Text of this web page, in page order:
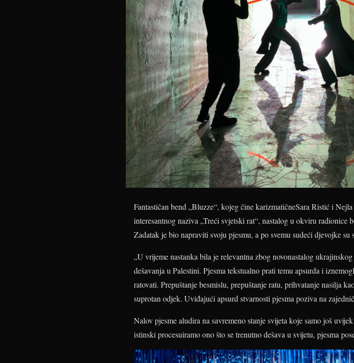
Fantastičan bend „Bluzze“, kojeg čine karizmatičneSara Ristić i
interesantnog naziva „Treći svjetski rat“, nastalog u okviru radionice
Zadatak je bio napraviti svoju pjesmu, a po svemu sudeći djevojke su
„U vrijeme nastanka bila je relevantna zbog novonastalog
dešavanja u Palestini. Pjesma tekstualno prati temu apsurda i
ratovati. Prepuštanje besmislu, prepuštanje ratu, prihvatanje nasilja
suprotan odjek. Uviđajući apsurd stvarnosti pjesma poziva na
Nalov pjesme aludira na savremeno stanje svijeta koje samo još
istinski procesuiramo ono što se trenutno dešava u svijetu, pjesma